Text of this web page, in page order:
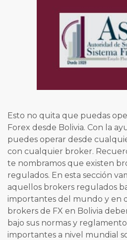
Esto no quita que puedas
Forex desde Bolivia. Con la
puedes operar desde
con cualquier broker.
te nombramos que existen
regulados. En esta sección
aquellos brokers regulados
importantes del mundo y en
brokers de FX en Bolivia
bajo sus normas y
importantes a nivel mundial